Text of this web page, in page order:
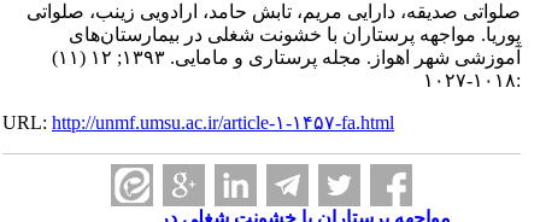
صلواتی صدیقه، دارایی مریم، تابش حامد، ارادویی زینب، صلواتی
پوریا. مواجهه پرستاران با خشونت شغلی در بیمارستان‌های
آموزشی شهر اهواز. مجله پرستاری و مامایی. ۱۳۹۳; ۱۲ (۱۱)
URL:http://unmf.umsu.ac.ir/article-۱-۱۴۵۷-fa.html
مواجهه پرستاران با خشونت شغلی در